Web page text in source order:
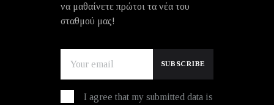
να μαθαίνετε πρώτοι τα νέα του
σταθμού μας!
I agree that my submitted data is